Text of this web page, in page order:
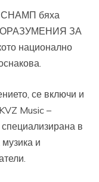
СНАМП бяха
ЗА
национално
се включи и
Music –
в
и